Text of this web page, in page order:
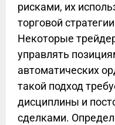
рисками, их
торговой
Некоторые
управлять
автоматических
такой подход
дисциплины и
сделками.